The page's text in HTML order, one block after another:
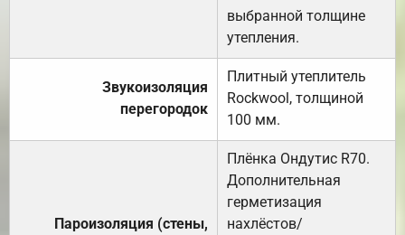
выбранной толщине
утепления.
Звукоизоляция
перегородок
Плитный утеплитель
Rockwool, толщиной
100 мм.
Пароизоляция (стены,
Плёнка Ондутис R70.
Дополнительная
герметизация
нахлёстов/